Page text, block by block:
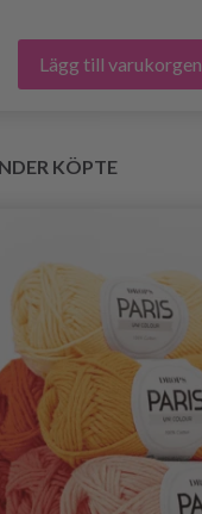
Lägg till varukorgen
KÖPTE